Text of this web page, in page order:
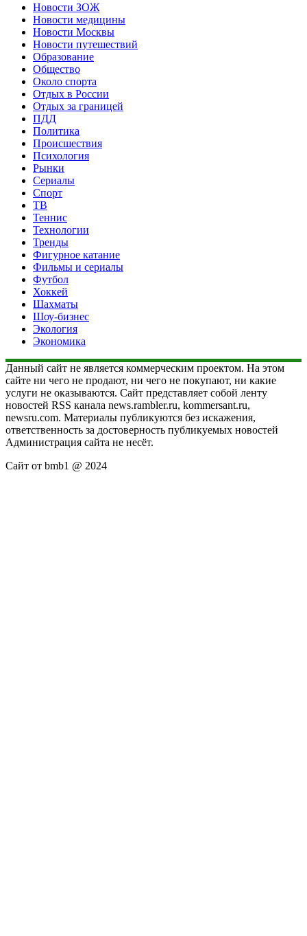
Новости ЗОЖ
Новости медицины
Новости Москвы
Новости путешествий
Образование
Общество
Около спорта
Отдых в России
Отдых за границей
ПДД
Политика
Происшествия
Психология
Рынки
Сериалы
Спорт
ТВ
Теннис
Технологии
Тренды
Фигурное катание
Фильмы и сериалы
Футбол
Хоккей
Шахматы
Шоу-бизнес
Экология
Экономика
Данный сайт не является коммерческим проектом. На этом
сайте ни чего не продают, ни чего не покупают, ни какие
услуги не оказываются. Сайт представляет собой ленту
новостей RSS канала news.rambler.ru, kommersant.ru,
newsru.com. Материалы публикуются без искажения,
ответственность за достоверность публикуемых новостей
Администрация сайта не несёт.
Сайт от bmb1 @ 2024